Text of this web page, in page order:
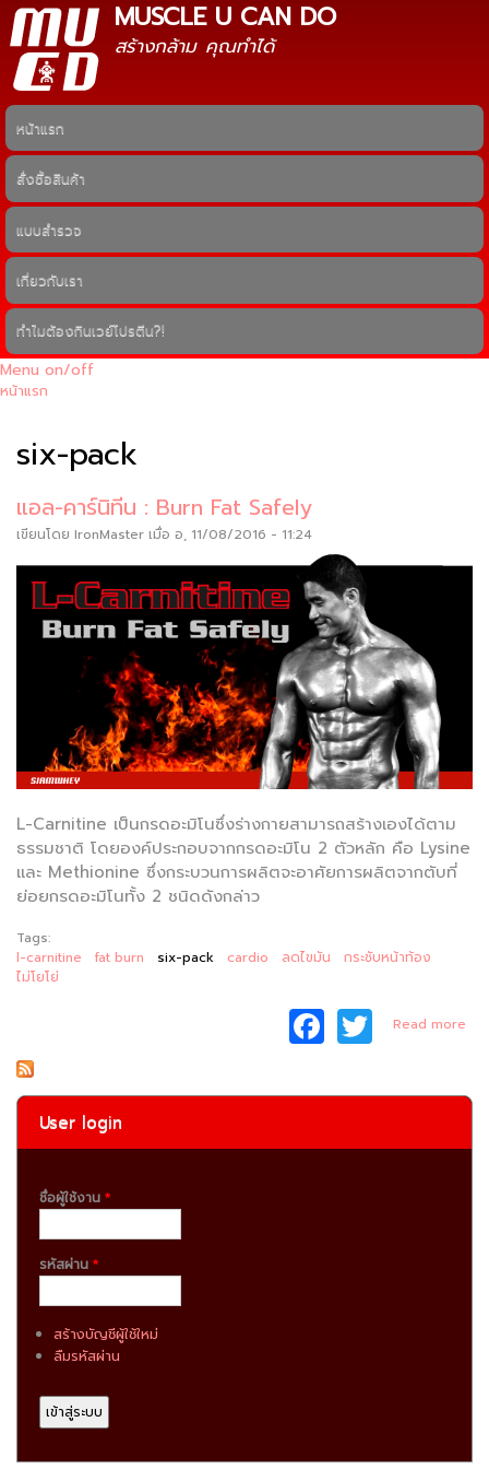
ข้าม
ไปยัง
เนื้อหา
MUSCLE U CAN DO
สร้างกล้าม คุณทำได้
Main menu
หน้าแรก
สั่งซื้อสินค้า
แบบสำรวจ
เกี่ยวกับเรา
ทำไมต้องกินเวย์โปรตีน?!
Menu on/off
หน้าแรก
six-pack
แอล-คาร์นิทีน : Burn Fat Safely
เขียนโดย IronMaster เมื่อ อ, 11/08/2016 - 11:24
L-Carnitine เป็นกรดอะมิโนซึ่งร่างกายสามารถสร้างเองได้ตาม
ธรรมชาติ โดยองค์ประกอบจากกรดอะมิโน 2 ตัวหลัก คือ Lysine
และ Methionine ซึ่งกระบวนการผลิตจะอาศัยการผลิตจากตับที่
ย่อยกรดอะมิโนทั้ง 2 ชนิดดังกล่าว
Tags:
l-carnitine
fat burn six-pack cardio ลดไขมัน
กระชับหน้าท้อง
ไม่โยโย่
F
a
c
b
T
itt
Read more
User login
ชื่อผู้ใช้งาน *
รหัสผ่าน *
สร้างบัญชีผู้ใช้ใหม่
ลืมรหัสผ่าน